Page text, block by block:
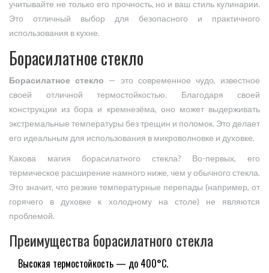
учитывайте не только его прочность, но и ваш стиль кулинарии.
Это отличный выбор для безопасного и практичного
использования в кухне.
Борасилатное стекло
Борасилатное стекло — это современное чудо, известное
своей отличной термостойкостью. Благодаря своей
конструкции из бора и кремнезёма, оно может выдерживать
экстремальные температуры без трещин и поломок. Это делает
его идеальным для использования в микроволновке и духовке.
Какова магия борасилатного стекла? Во-первых, его
термическое расширение намного ниже, чем у обычного стекла.
Это значит, что резкие температурные перепады (например, от
горячего в духовке к холодному на столе) не являются
проблемой.
Преимущества борасилатного стекла
Высокая термостойкость — до 400°C.